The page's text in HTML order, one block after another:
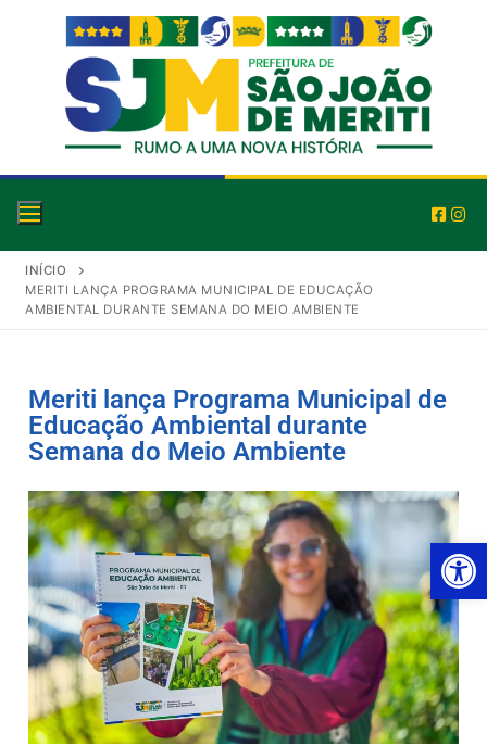
INÍCIO
MERITI LANÇA PROGRAMA MUNICIPAL DE EDUCAÇÃO
AMBIENTAL DURANTE SEMANA DO MEIO AMBIENTE
Meriti lança Programa Municipal de
Educação Ambiental durante
Semana do Meio Ambiente